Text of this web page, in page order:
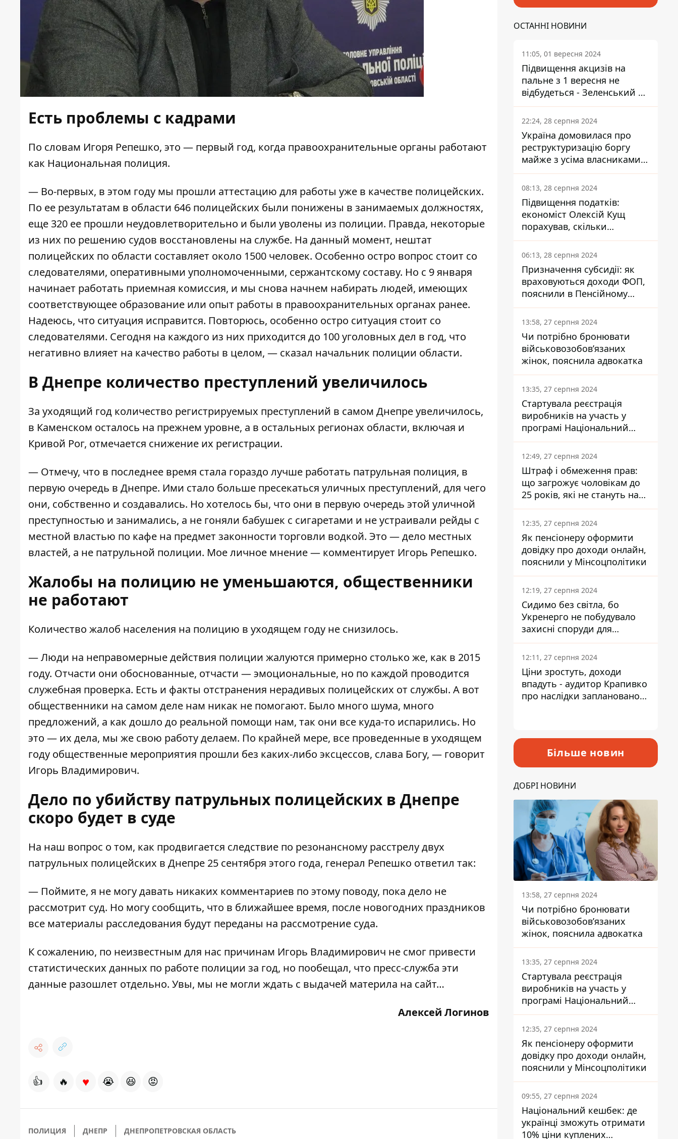
Есть проблемы с кадрами
По словам Игоря Репешко, это — первый год, когда правоохранительные органы работают
как Национальная полиция.
— Во-первых, в этом году мы прошли аттестацию для работы уже в качестве полицейских.
По ее результатам в области 646 полицейских были понижены в занимаемых должностях,
еще 320 ее прошли неудовлетворительно и были уволены из полиции. Правда, некоторые
из них по решению судов восстановлены на службе. На данный момент, нештат
полицейских по области составляет около 1500 человек. Особенно остро вопрос стоит со
следователями, оперативными уполномоченными, сержантскому составу. Но с 9 января
начинает работать приемная комиссия, и мы снова начнем набирать людей, имеющих
соответствующее образование или опыт работы в правоохранительных органах ранее.
Надеюсь, что ситуация исправится. Повторюсь, особенно остро ситуация стоит со
следователями. Сегодня на каждого из них приходится до 100 уголовных дел в год, что
негативно влияет на качество работы в целом, — сказал начальник полиции области.
В Днепре количество преступлений увеличилось
За уходящий год количество регистрируемых преступлений в самом Днепре увеличилось,
в Каменском осталось на прежнем уровне, а в остальных регионах области, включая и
Кривой Рог, отмечается снижение их регистрации.
— Отмечу, что в последнее время стала гораздо лучше работать патрульная полиция, в
первую очередь в Днепре. Ими стало больше пресекаться уличных преступлений, для чего
они, собственно и создавались. Но хотелось бы, что они в первую очередь этой уличной
преступностью и занимались, а не гоняли бабушек с сигаретами и не устраивали рейды с
местной властью по кафе на предмет законности торговли водкой. Это — дело местных
властей, а не патрульной полиции. Мое личное мнение — комментирует Игорь Репешко.
Жалобы на полицию не уменьшаются, общественники
не работают
Количество жалоб населения на полицию в уходящем году не снизилось.
— Люди на неправомерные действия полиции жалуются примерно столько же, как в 2015
году. Отчасти они обоснованные, отчасти — эмоциональные, но по каждой проводится
служебная проверка. Есть и факты отстранения нерадивых полицейских от службы. А вот
общественники на самом деле нам никак не помогают. Было много шума, много
предложений, а как дошло до реальной помощи нам, так они все куда-то испарились. Но
это — их дела, мы же свою работу делаем. По крайней мере, все проведенные в уходящем
году общественные мероприятия прошли без каких-либо эксцессов, слава Богу, — говорит
Игорь Владимирович.
Дело по убийству патрульных полицейских в Днепре
скоро будет в суде
На наш вопрос о том, как продвигается следствие по резонансному расстрелу двух
патрульных полицейских в Днепре 25 сентября этого года, генерал Репешко ответил так:
— Поймите, я не могу давать никаких комментариев по этому поводу, пока дело не
рассмотрит суд. Но могу сообщить, что в ближайшее время, после новогодних праздников
все материалы расследования будут переданы на рассмотрение суда.
К сожалению, по неизвестным для нас причинам Игорь Владимирович не смог привести
статистических данных по работе полиции за год, но пообещал, что пресс-служба эти
данные разошлет отдельно. Увы, мы не могли ждать с выдачей материла на сайт…
Алексей Логинов
👍 🔥 ♥ 😭 😆 😡
ПОЛИЦИЯ ДНЕПР ДНЕПРОПЕТРОВСКАЯ ОБЛАСТЬ
ОСТАННІ НОВИНИ
11:05, 01 вересня 2024
Підвищення акцизів на
пальне з 1 вересня не
відбудеться - Зеленський не
підписав закон
22:24, 28 серпня 2024
Україна домовилася про
реструктуризацію боргу
майже з усіма власниками
єврооблігацій: що це
означає для країни
08:13, 28 серпня 2024
Підвищення податків:
економіст Олексій Кущ
порахував, скільки
заплатить кожен українець
06:13, 28 серпня 2024
Призначення субсидії: як
враховуються доходи ФОП,
пояснили в Пенсійному
фонді
13:58, 27 серпня 2024
Чи потрібно бронювати
військовозобов’язаних
жінок, пояснила адвокатка
13:35, 27 серпня 2024
Стартувала реєстрація
виробників на участь у
програмі Національний
кешбек: як це зробити
через портал Дія
12:49, 27 серпня 2024
Штраф і обмеження прав:
що загрожує чоловікам до
25 років, які не стануть на
військовий облік
12:35, 27 серпня 2024
Як пенсіонеру оформити
довідку про доходи онлайн,
пояснили у Мінсоцполітики
12:19, 27 серпня 2024
Сидимо без світла, бо
Укренерго не побудувало
захисні споруди для
енергетики - нардеп
Кучеренко
12:11, 27 серпня 2024
Ціни зростуть, доходи
впадуть - аудитор Крапивко
про наслідки запланованого
Більше новин
ДОБРІ НОВИНИ
13:58, 27 серпня 2024
Чи потрібно бронювати
військовозобов’язаних
жінок, пояснила адвокатка
13:35, 27 серпня 2024
Стартувала реєстрація
виробників на участь у
програмі Національний
кешбек: як це зробити
через портал Дія
12:35, 27 серпня 2024
Як пенсіонеру оформити
довідку про доходи онлайн,
пояснили у Мінсоцполітики
09:55, 27 серпня 2024
Національний кешбек: де
українці зможуть отримати
10% ціни куплених